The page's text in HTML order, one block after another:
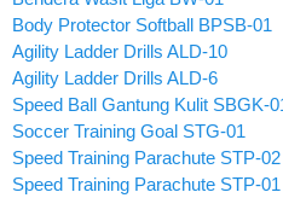
Body Protector Softball BPSB-01
Agility Ladder Drills ALD-10
Agility Ladder Drills ALD-6
Speed Ball Gantung Kulit SBGK-
Soccer Training Goal STG-01
Speed Training Parachute STP-02
Speed Training Parachute STP-01